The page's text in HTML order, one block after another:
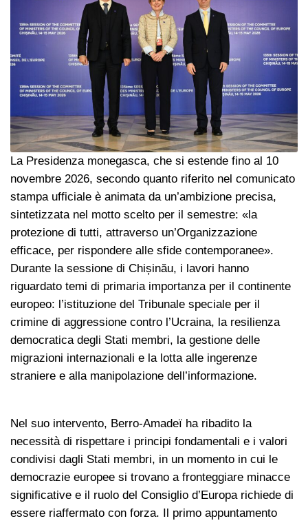
La Presidenza monegasca, che si estende fino al 10
novembre 2026, secondo quanto riferito nel comunicato
stampa ufficiale è animata da un’ambizione precisa,
sintetizzata nel motto scelto per il semestre: «la
protezione di tutti, attraverso un’Organizzazione
efficace, per rispondere alle sfide contemporanee».
Durante la sessione di Chișinău, i lavori hanno
riguardato temi di primaria importanza per il continente
europeo: l’istituzione del Tribunale speciale per il
crimine di aggressione contro l’Ucraina, la resilienza
democratica degli Stati membri, la gestione delle
migrazioni internazionali e la lotta alle ingerenze
straniere e alla manipolazione dell’informazione.
Nel suo intervento, Berro-Amadeï ha ribadito la
necessità di rispettare i principi fondamentali e i valori
condivisi dagli Stati membri, in un momento in cui le
democrazie europee si trovano a fronteggiare minacce
significative e il ruolo del Consiglio d’Europa richiede di
essere riaffermato con forza. Il primo appuntamento